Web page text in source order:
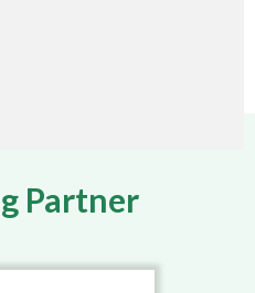
Partner